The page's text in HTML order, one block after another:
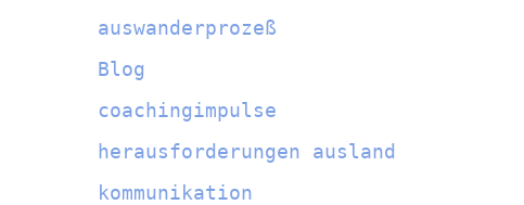
auswanderprozeß
Blog
coachingimpulse
herausforderungen ausland
kommunikation